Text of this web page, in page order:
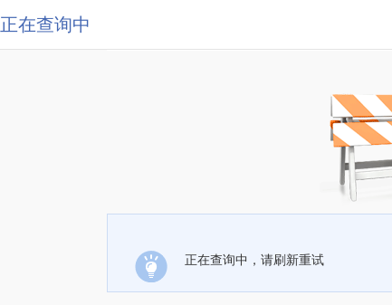
正在查询中
正在查询中，请刷新重试